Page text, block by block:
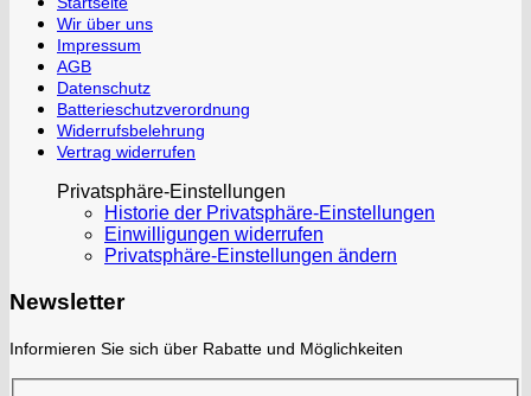
Wir über uns
Impressum
AGB
Datenschutz
Batterieschutzverordnung
Widerrufsbelehrung
Vertrag widerrufen
Privatsphäre-Einstellungen
Historie der Privatsphäre-Einstellungen
Einwilligungen widerrufen
Privatsphäre-Einstellungen ändern
Newsletter
Informieren Sie sich über Rabatte und Möglichkeiten